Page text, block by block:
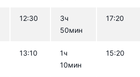
12:30
3ч
50мин
17:20
13:10
1ч
10мин
15:20